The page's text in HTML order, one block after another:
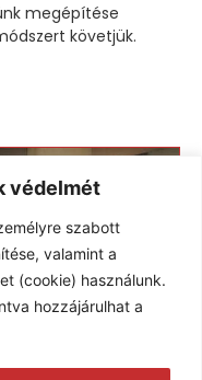
védelmét
szabott
valamint a
(cookie) használunk.
hozzájárulhat a
megépítése
követjük.